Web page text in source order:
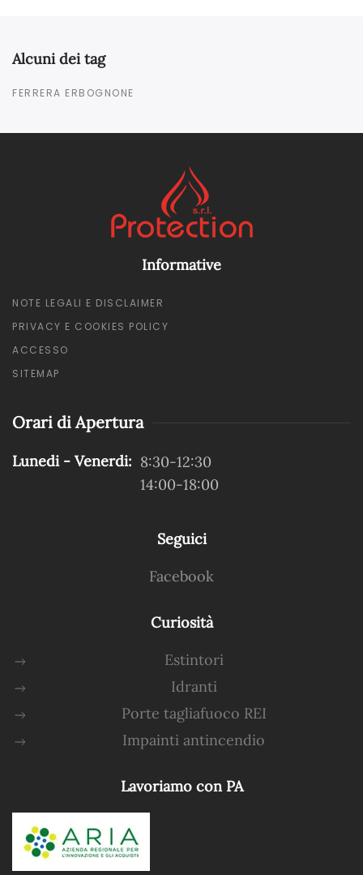
Alcuni dei tag
FERRERA ERBOGNONE
Informative
NOTE LEGALI E DISCLAIMER
PRIVACY E COOKIES POLICY
ACCESSO
SITEMAP
Orari di Apertura
Lunedi - Venerdi: 8:30-12:30
14:00-18:00
Seguici
Facebook
Curiosità
Estintori
Idranti
Porte tagliafuoco REI
Impainti antincendio
Lavoriamo con PA